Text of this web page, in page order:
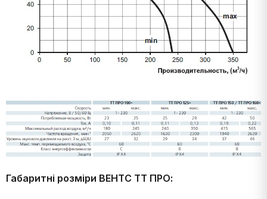
Габаритні розміри ВЕНТС ТТ ПРО: